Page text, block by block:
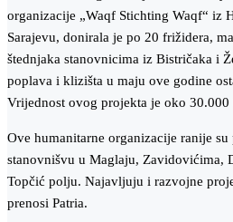
organizacije „Waqf Stichting Waqf“ iz
Sarajevu, donirala je po 20 frižidera,
štednjaka stanovnicima iz Bistričaka i
poplava i klizišta u maju ove godine
Vrijednost ovog projekta je oko
Ove humanitarne organizacije ranije
stanovnišvu u Maglaju, Zavidovićima,
Topčić polju. Najavljuju i razvojne
prenosi Patria.